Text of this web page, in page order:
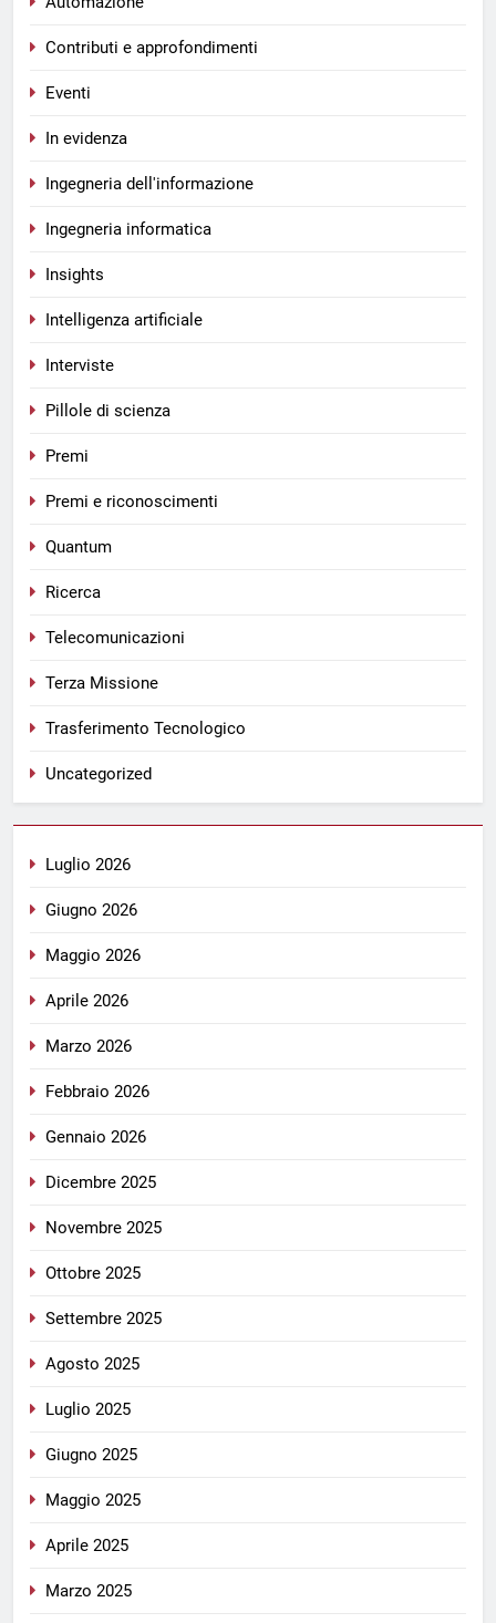
Contributi e approfondimenti
Eventi
In evidenza
Ingegneria dell'informazione
Ingegneria informatica
Insights
Intelligenza artificiale
Interviste
Pillole di scienza
Premi
Premi e riconoscimenti
Quantum
Ricerca
Telecomunicazioni
Terza Missione
Trasferimento Tecnologico
Uncategorized
Luglio 2026
Giugno 2026
Maggio 2026
Aprile 2026
Marzo 2026
Febbraio 2026
Gennaio 2026
Dicembre 2025
Novembre 2025
Ottobre 2025
Settembre 2025
Agosto 2025
Luglio 2025
Giugno 2025
Maggio 2025
Aprile 2025
Marzo 2025